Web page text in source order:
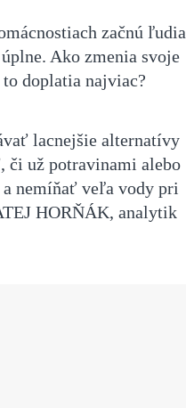
začnú ľudia
Ako zmenia svoje
doplatia najviac?
lacnejšie alternatívy
či už potravinami alebo
nemíňať veľa vody pri
HORŇÁK, analytik